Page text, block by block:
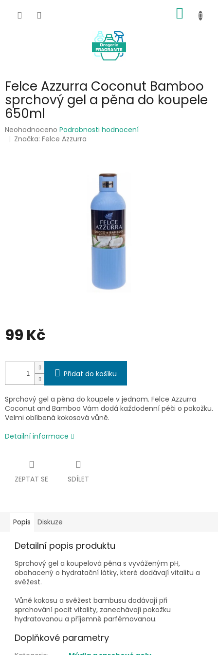
KOŠÍK
Felce Azzurra Coconut Bamboo
sprchový gel a pěna do koupele
650ml
Průměrné
hodnocení
Neohodnoceno Podrobnosti hodnocení
Značka:Felce Azzurra
99 Kč
cena:
Přidat do košíku
Sprchový gel a pěna do koupele v jednom. Felce Azzurra
Coconut and Bamboo Vám dodá každodenní péči o pokožku.
Velmi oblíbená kokosová vůně.
Detailní informace
ZEPTAT SE SDÍLET
Popis Diskuze
Detailní popis produktu
Sprchový gel a koupelová pěna s vyváženým pH,
obohacený o hydratační látky, které dodávají vitalitu a
svěžest.
Vůně kokosu a svěžest bambusu dodávají při
sprchování pocit vitality, zanechávají pokožku
hydratovanou a příjemně parfémovanou.
Doplňkové parametry